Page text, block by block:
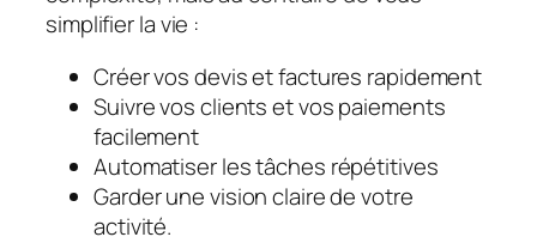
simplifier la vie :
Créer vos devis et factures rapidement
Suivre vos clients et vos paiements
facilement
Automatiser les tâches répétitives
Garder une vision claire de votre
activité.